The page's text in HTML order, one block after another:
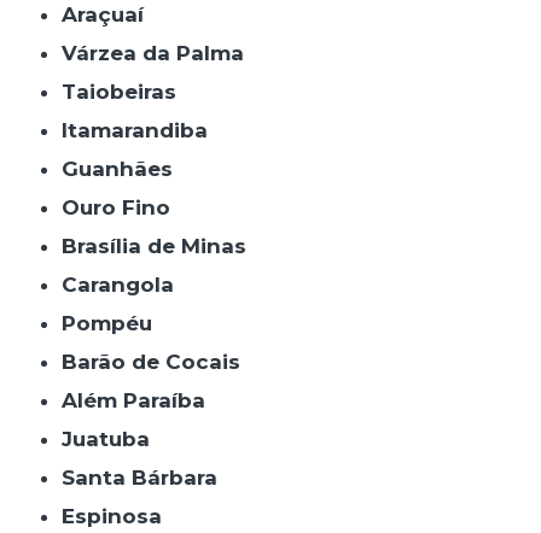
Araçuaí
Várzea da Palma
Taiobeiras
Itamarandiba
Guanhães
Ouro Fino
Brasília de Minas
Carangola
Pompéu
Barão de Cocais
Além Paraíba
Juatuba
Santa Bárbara
Espinosa